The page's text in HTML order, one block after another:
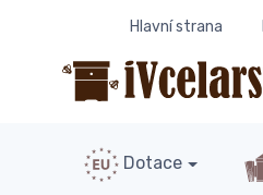
Hlavní strana
Dotace